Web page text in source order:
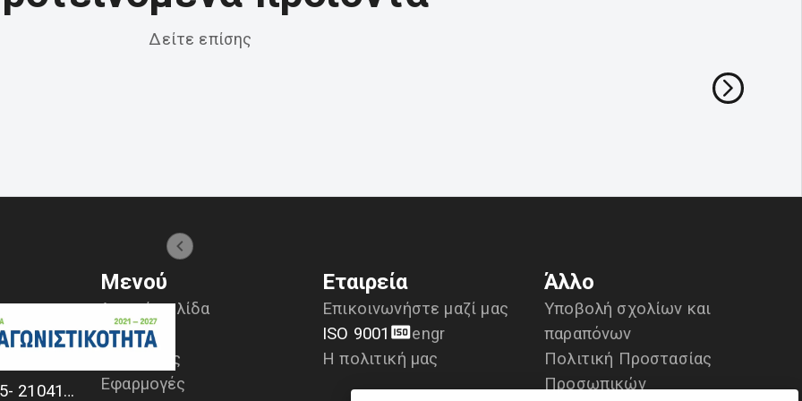
Δείτε επίσης
+30 2104170709 - 2104175729- 2104111335- 2104127501
Μενού
Αρχική σελίδα
Προϊόντα
Υπηρεσίες
Εφαρμογές
Εταιρεία
Επικοινωνήστε μαζί μας
ISO 9001
engr
Η πολιτική μας
Άλλο
Υποβολή σχολίων και
παραπόνων
Πολιτική Προστασίας
Προσωπικών